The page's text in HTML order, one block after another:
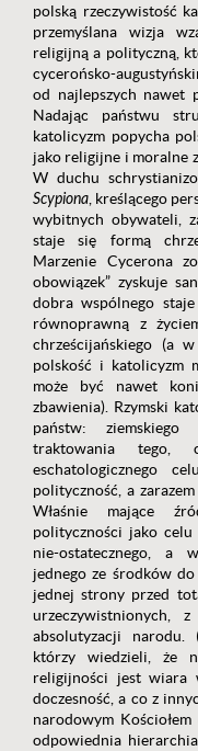
polską rzeczywistość
przemyślana wizja
religijną a polityczną,
cycerońsko-
od najlepszych nawet
Nadając państwu
katolicyzm popycha
jako religijne i moralne
W duchu
Scypiona, kreślącego
wybitnych obywateli,
staje się formą
Marzenie Cycerona
obowiązek” zyskuje
dobra wspólnego
równoprawną z
chrześcijańskiego (a
polskość i katolicyzm
może być nawet
zbawienia). Rzymski
państw:
traktowania
eschatologicznego
polityczność, a
Właśnie mające
polityczności jako
nie-ostatecznego, a
jednego ze środków
jednej strony przed
urzeczywistnionych,
absolutyzacji narodu.
którzy wiedzieli, że
religijności jest wiara
doczesność, a co z
narodowym
odpowiednia